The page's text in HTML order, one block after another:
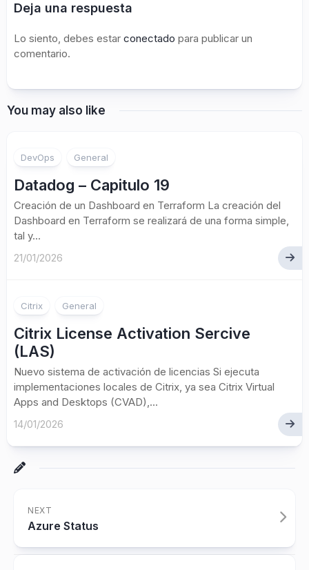
Deja una respuesta
Lo siento, debes estar conectado para publicar un
comentario.
You may also like
DevOps General
Datadog – Capitulo 19
Creación de un Dashboard en Terraform La creación del
Dashboard en Terraform se realizará de una forma simple,
tal y...
21/01/2026
Citrix General
Citrix License Activation Sercive
(LAS)
Nuevo sistema de activación de licencias Si ejecuta
implementaciones locales de Citrix, ya sea Citrix Virtual
Apps and Desktops (CVAD),...
14/01/2026
NEXT
Azure Status